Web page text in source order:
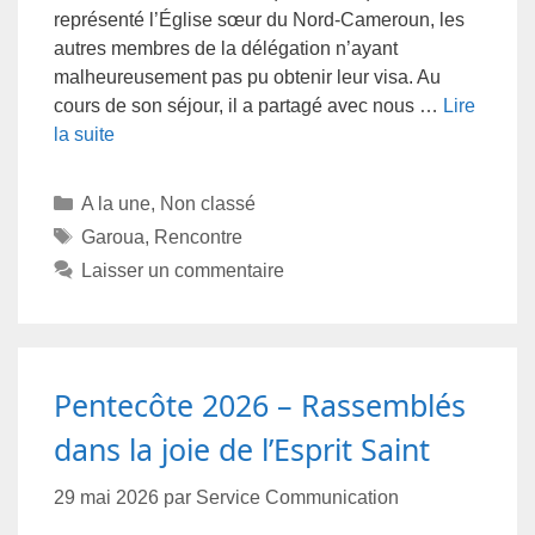
représenté l’Église sœur du Nord-Cameroun, les
autres membres de la délégation n’ayant
malheureusement pas pu obtenir leur visa. Au
cours de son séjour, il a partagé avec nous … Lire
la suite
A la une, Non classé
Garoua, Rencontre
Laisser un commentaire
Pentecôte 2026 – Rassemblés
dans la joie de l’Esprit Saint
29 mai 2026 par Service Communication